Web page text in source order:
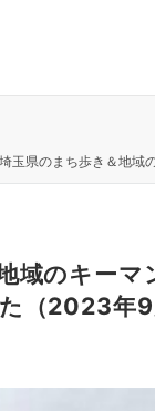
埼玉県のまち歩き＆地域
域のキー
（2023年9